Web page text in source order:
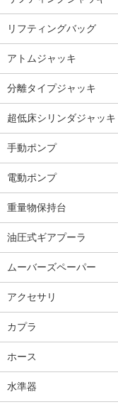
リフティングバッグ
アトムジャッキ
分離タイプジャッキ
超低床シリンダジャッキ
手動ポンプ
電動ポンプ
重量物保持台
油圧式ギアプーラ
ムーバーズペーパー
アクセサリ
カプラ
ホース
水準器